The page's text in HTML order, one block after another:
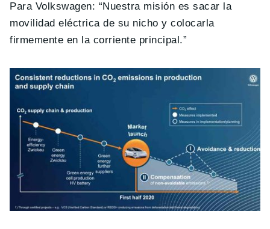
Para Volkswagen: “Nuestra misión es sacar la
movilidad eléctrica de su nicho y colocarla
firmemente en la corriente principal.”